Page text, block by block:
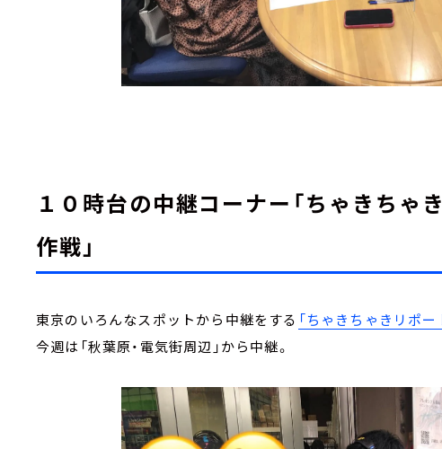
１０時台の中継コーナー 「ちゃきちゃ
作戦」
東京のいろんなスポットから中継をする 「ちゃきちゃきリポ
今週は「秋葉原・電気街周辺」から中継。